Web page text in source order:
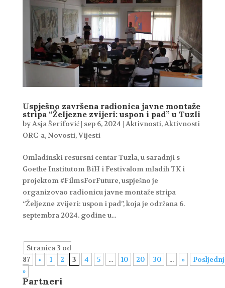
Uspješno završena radionica javne montaže
stripa “Željezne zvijeri: uspon i pad” u Tuzli
byAsja Šerifović| sep 6, 2024 | Aktivnosti,Aktivnosti
ORC-a,Novosti,Vijesti
Omladinski resursni centar Tuzla, u saradnji s
Goethe Institutom BiH i Festivalom mladih TK i
projektom #FilmsForFuture, uspješno je
organizovao radionicu javne montaže stripa
“Željezne zvijeri: uspon i pad”, koja je održana 6.
septembra 2024. godine u...
Stranica 3 od
87
« 1 2 3 4 5 ... 10 20 30 ... »
»
Partneri